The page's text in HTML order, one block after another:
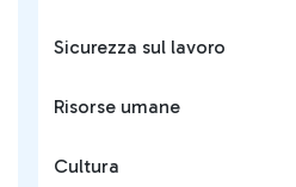
Sicurezza sul lavoro
Risorse umane
Cultura